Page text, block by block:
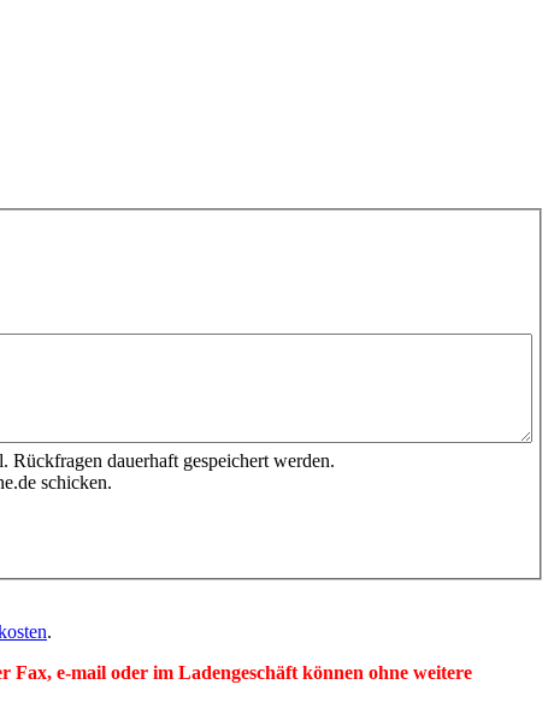
dauerhaft gespeichert werden.
schicken.
.
Fax, e-mail oder im Ladengeschäft können ohne weitere